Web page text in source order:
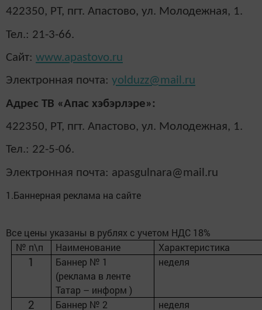
422350, РТ, пгт. Апастово, ул. Молодежная, 1.
Тел.: 21-3-66.
Сайт: www.apastovo.ru
Электронная почта: yolduzz@mail.ru
Адрес ТВ «Апас хэбэрлэре»:
422350, РТ, пгт. Апастово, ул. Молодежная, 1.
Тел.: 22-5-06.
Электронная почта: apasgulnara@mail .ru
1.Баннерная реклама на сайте
Все цены указаны в рублях с учетом НДС 18%
№ п\п
Наименование Характеристика
1
Баннер № 1
(реклама в ленте
Татар – информ )
неделя
2 Баннер № 2 неделя